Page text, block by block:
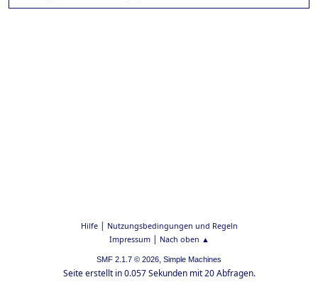
Hilfe| Nutzungsbedingungen und Regeln
Impressum| Nach oben ▲
SMF 2.1.7 © 2026, Simple Machines
Seite erstellt in 0.057 Sekunden mit 20 Abfragen.